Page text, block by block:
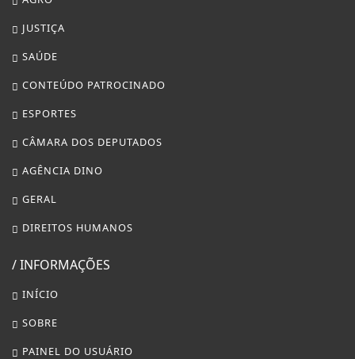
JUSTIÇA
SAÚDE
CONTEÚDO PATROCINADO
ESPORTES
CÂMARA DOS DEPUTADOS
AGÊNCIA DINO
GERAL
DIREITOS HUMANOS
/ INFORMAÇÕES
INÍCIO
SOBRE
PAINEL DO USUÁRIO